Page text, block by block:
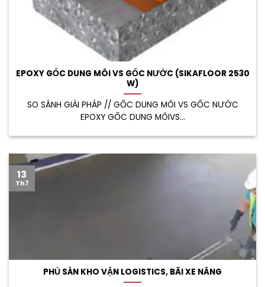
EPOXY GỐC DUNG MÔI VS GỐC NƯỚC (SIKAFLOOR 2530
W)
SO SÁNH GIẢI PHÁP // GỐC DUNG MÔI VS GỐC NƯỚC
EPOXY GỐC DUNG MÔIVS...
PHỦ SÀN KHO VẬN LOGISTICS, BÃI XE NÂNG
13
Th7